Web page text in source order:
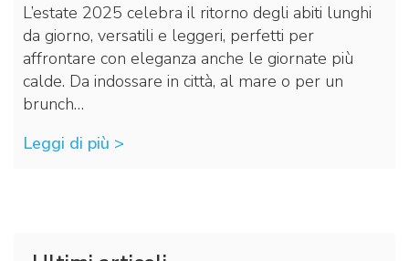
L’estate 2025 celebra il ritorno degli abiti lunghi
da giorno, versatili e leggeri, perfetti per
affrontare con eleganza anche le giornate più
calde. Da indossare in città, al mare o per un
brunch…
Leggi di più >